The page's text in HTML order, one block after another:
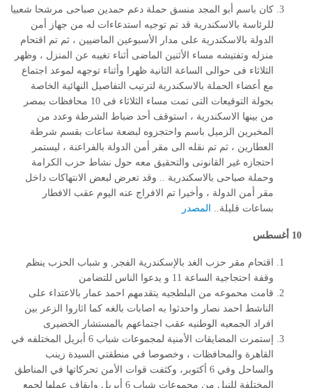
كان باسم أبو المجد منسق حملة دعم حمدين صباحى مرشحا شعبيا
للرئاسة بالاسكندرية قد تم توجيه استدعاءات له من جهاز أمن
الدولة بالاسكندرية على مدار الأسبوعين الماضيين ، ثم تم اقتحام
منزله وتفتيشه مساء الأثنين الماضى أثناء تغيبه عن المنزل ، وظهر
الثلاثاء فى حوالى الساعة الثانية ظهرا وأثناء توجهه لموعد اجتماع
مع أعضاء الحملة بالاسكندرية لترتيب التفاصيل النهائية الخاصة
بجولة التوقيعات التى تمت مساء الثلاثاء فى 10 محافظات بمصر
من بينها الاسكندرية ، استوقف أحد ضباط الشرطة وعدد من
المخبرين الزميل باسم واحتجزوه لبضعة ساعات بقسم شرطة
العطارين ، ثم تم نقله الى مقر أمن الدولة بالفراعنة ، ليستمر
احتجازه غير القانونى والتحقيق معه حول نشاط حزب الكرامة
وحملة صباحى بالاسكندرية .. وقد تعرض لبعض الانتهاكات داخل
مقر أمن الدولة ، وأخيرا تم الافراج عنه اليوم عقب الافطار
بساعات قليلة..
المصدر
10 أغسطس
اقتحام مقر حزب الغد بالإسكندرية الفجر, و شباب الحزب ينظم
وقفة احتجاجية الساعة 11 و يدعوا الناس للتضامن
قامت محموعه من البلطجيه يتقدمهم احمد عمار بالاعتداء على
الناشط احمد نصار واحدثوا به اصابات بالغه كما اثاروا الزعر بين
افراد الجمعيه الوطنيه عقب اجتماعهم بالمستشار الخضيرى
إستمرت المضايقات الأمنية لمجموعات شباب 6 أبريل المختلفه في
القاهرة والمحافظات ، وخصوصا في منطقتي السيدة زينب
والساحل وفي 6 أكتوبر، وكثفت قوات الأمن تحركاتها في المناطق
المختلفة للنيل من مجموعات شباب 6 أبريل وإيقاف عملها لجمع